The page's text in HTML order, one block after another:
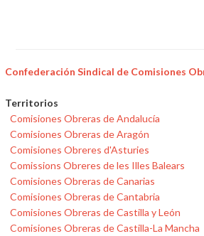
Confederación Sindical de Comisiones
Territorios
Comisiones Obreras de Andalucía
Comisiones Obreras de Aragón
Comisiones Obreres d'Asturies
Comissions Obreres de les Illes Balears
Comisiones Obreras de Canarias
Comisiones Obreras de Cantabria
Comisiones Obreras de Castilla y León
Comisiones Obreras de Castilla-La Mancha